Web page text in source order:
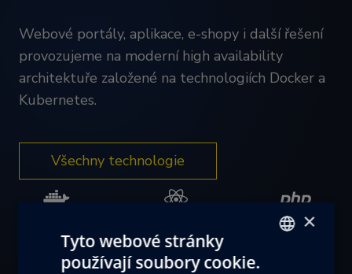
PHP
Webové portály, aplikace, e-shopy i další řešení
provozujeme na moderní high availability
architektuře založené na technologiích Docker a
Kubernetes.
Všechny technologie
×
Tyto webové stránky
používají soubory cookie.